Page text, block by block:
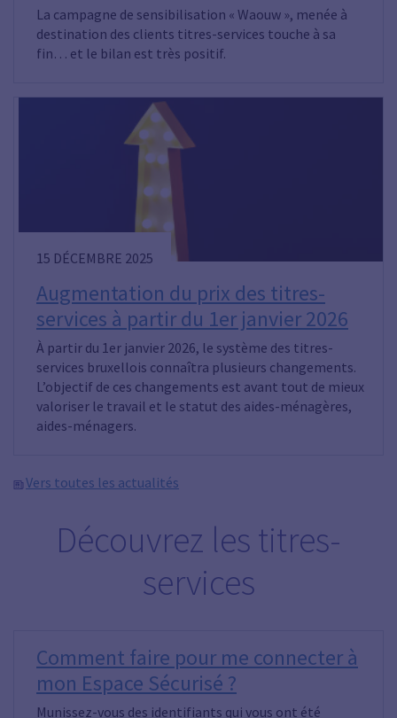
La campagne de sensibilisation « Waouw », menée à
destination des clients titres-services touche à sa
fin… et le bilan est très positif.
15 DÉCEMBRE 2025
Augmentation du prix des titres-
services à partir du 1er janvier 2026
À partir du 1er janvier 2026, le système des titres-
services bruxellois connaîtra plusieurs changements.
L’objectif de ces changements est avant tout de mieux
valoriser le travail et le statut des aides-ménagères,
aides-ménagers.
Vers toutes les actualités
Découvrez les titres-
services
Comment faire pour me connecter à
mon Espace Sécurisé ?
Munissez-vous des identifiants qui vous ont été